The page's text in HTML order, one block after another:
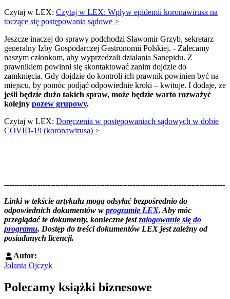
Czytaj w LEX: Czytaj w LEX: Wpływ epidemii koronawirusa na
toczące się postępowania sądowe >
Jeszcze inaczej do sprawy podchodzi Sławomir Grzyb, sekretarz
generalny Izby Gospodarczej Gastronomii Polskiej. - Zalecamy
naszym członkom, aby wyprzedzali działania Sanepidu. Z
prawnikiem powinni się skontaktować zanim dojdzie do
zamknięcia. Gdy dojdzie do kontroli ich prawnik powinien być na
miejscu, by pomóc podjąć odpowiednie kroki – kwituje. I dodaje, ze
jeśli będzie dużo takich spraw, może będzie warto rozważyć
kolejny pozew grupowy.
Czytaj w LEX: Doręczenia w postępowaniach sądowych w dobie
COVID-19 (koronawirusa) >
--------------------------------------------------------------------------------------
Linki w tekście artykułu mogą odsyłać bezpośrednio do
odpowiednich dokumentów w programie LEX. Aby móc
przeglądać te dokumenty, konieczne jestzalogowanie się do
programu. Dostęp do treści dokumentów LEX jest zależny od
posiadanych licencji.
Autor:
Jolanta Ojczyk
Polecamy książki biznesowe